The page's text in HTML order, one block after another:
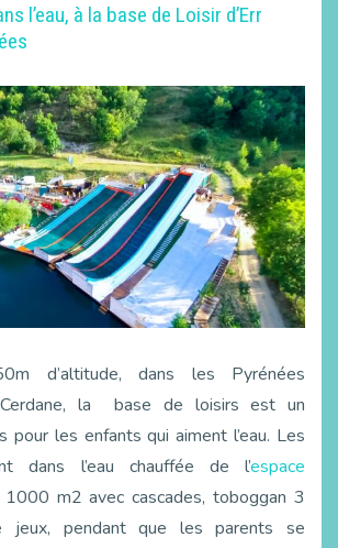
l’eau, à la base de Loisir d’Err
d’altitude, dans les Pyrénées
la base de loisirs est un
pour les enfants qui aiment l’eau. Les
dans l’eau chauffée de l’espace
m2 avec cascades, toboggan 3
jeux, pendant que les parents se